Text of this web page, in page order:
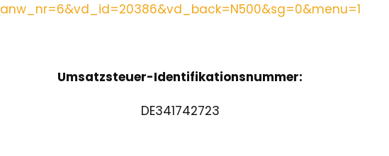
anw_nr=6&vd_id=20386&vd_back=N500&sg=0&menu=1
Umsatzsteuer-Identifikationsnummer:
DE341742723